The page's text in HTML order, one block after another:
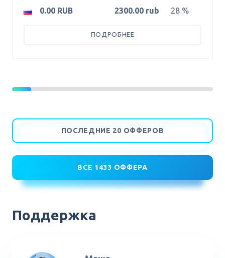
0.00 RUB 2300.00 rub 28 %
ПОДРОБНЕЕ
Поддержка